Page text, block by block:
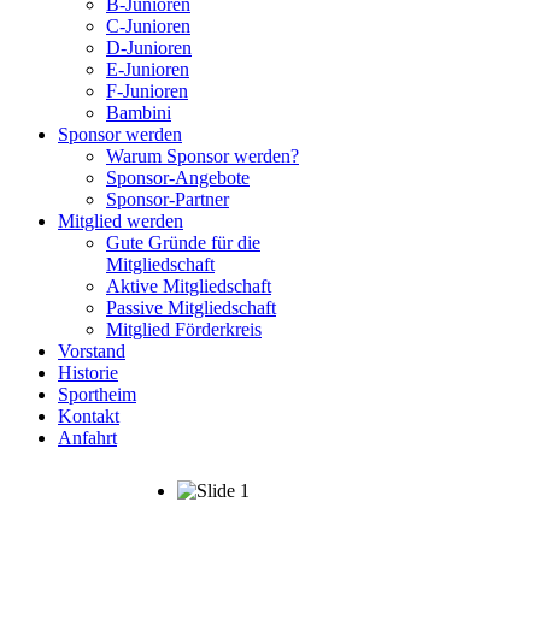
B-Junioren
C-Junioren
D-Junioren
E-Junioren
F-Junioren
Bambini
Sponsor werden
Warum Sponsor werden?
Sponsor-Angebote
Sponsor-Partner
Mitglied werden
Gute Gründe für die
Mitgliedschaft
Aktive Mitgliedschaft
Passive Mitgliedschaft
Mitglied Förderkreis
Vorstand
Historie
Sportheim
Kontakt
Anfahrt